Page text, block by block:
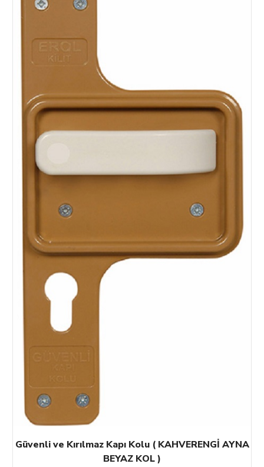
Güvenli ve Kırılmaz Kapı Kolu ( KAHVERENGİ AYNA
BEYAZ KOL )